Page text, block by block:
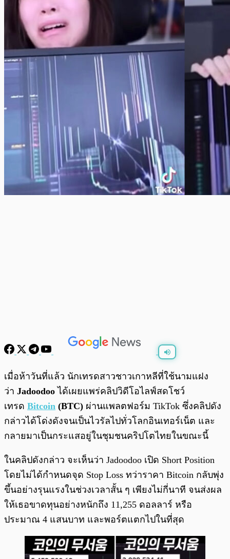
พร้อมเล่น 0:00
เมื่อห้าวันที่แล้ว นักเทรดสาวชาวเกาหลีที่ใช้นามแฝง
ว่า Jadoodoo ได้เผยแพร่คลิปวิดีโอไลฟ์สดโชว์
เทรด Bitcoin (BTC) ผ่านแพลตฟอร์ม TikTok ซึ่งคลิปดัง
กล่าวได้โด่งดังจนเป็นไวรัลไปทั่วโลกอินเทอร์เน็ต และ
กลายมาเป็นกระแสอยู่ในชุมชนคริปโตไทยในขณะนี้
ในคลิปดังกล่าว จะเห็นว่า Jadoodoo เปิด Short Position
โดยไม่ได้กำหนดจุด Stop Loss ทว่าราคา Bitcoin กลับพุ่ง
ขึ้นอย่างรุนแรงในช่วงเวลาสั้น ๆ เพียงไม่กี่นาที จนส่งผล
ให้เธอขาดทุนอย่างหนักถึง 11,255 ดอลลาร์ หรือ
ประมาณ 4 แสนบาท และพอร์ตแตกไปในที่สุด